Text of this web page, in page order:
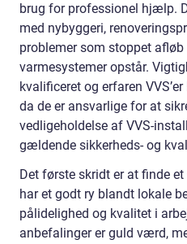
brug for professionel hjælp.
med nybyggeri,
problemer som stoppet afløb
varmesystemer opstår.
kvalificeret og erfaren
da de er ansvarlige for at
vedligeholdelse af VVS-
gældende sikkerheds- og
Det første skridt er at finde
har et godt ry blandt lokale
pålidelighed og kvalitet i
anbefalinger er guld værd,